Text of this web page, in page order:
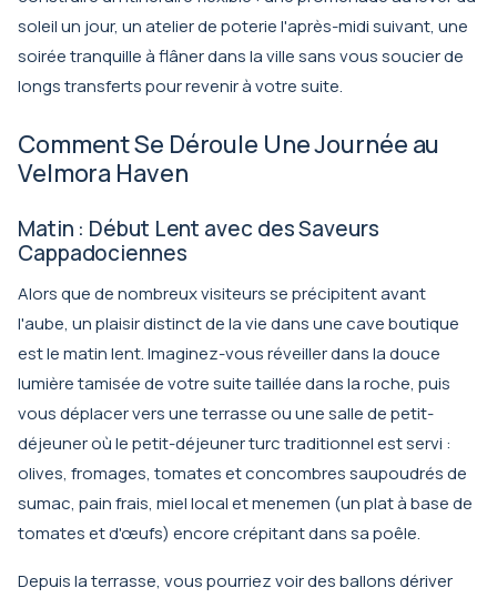
soleil un jour, un atelier de poterie l'après-midi suivant, une
soirée tranquille à flâner dans la ville sans vous soucier de
longs transferts pour revenir à votre suite.
Comment Se Déroule Une Journée au
Velmora Haven
Matin : Début Lent avec des Saveurs
Cappadociennes
Alors que de nombreux visiteurs se précipitent avant
l'aube, un plaisir distinct de la vie dans une cave boutique
est le matin lent. Imaginez-vous réveiller dans la douce
lumière tamisée de votre suite taillée dans la roche, puis
vous déplacer vers une terrasse ou une salle de petit-
déjeuner où le petit-déjeuner turc traditionnel est servi :
olives, fromages, tomates et concombres saupoudrés de
sumac, pain frais, miel local et menemen (un plat à base de
tomates et d'œufs) encore crépitant dans sa poêle.
Depuis la terrasse, vous pourriez voir des ballons dériver